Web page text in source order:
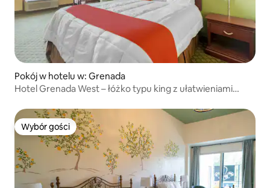
Pokój w hotelu w: Grenada
Hotel Grenada West – łóżko typu king z ułatwieniami
Wybór gości
Wybór gości